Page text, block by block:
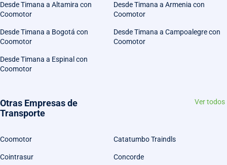
Desde Timana a Altamira con
Coomotor
Desde Timana a Armenia con
Coomotor
Desde Timana a Bogotá con
Coomotor
Desde Timana a Campoalegre con
Coomotor
Desde Timana a Espinal con
Coomotor
Otras Empresas de
Transporte
Ver todos
Coomotor Catatumbo Traindls
Cointrasur Concorde